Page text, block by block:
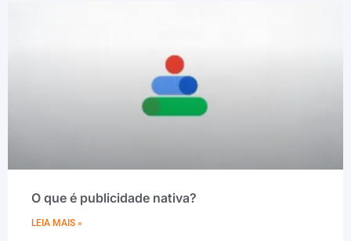
O que é publicidade nativa?
LEIA MAIS »